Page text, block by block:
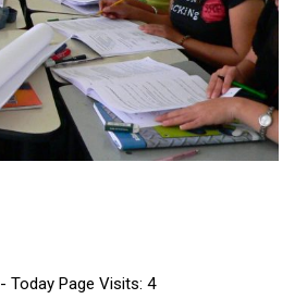
Today Page Visits: 4